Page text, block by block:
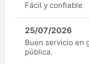
Fácil y confiable
25/07/2026
Buen servicio en
pública.